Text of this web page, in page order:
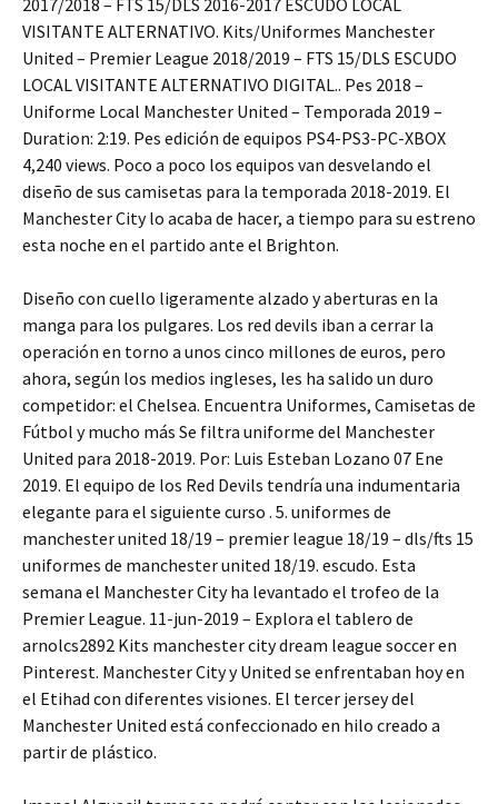
2017/2018 – FTS 15/DLS 2016-2017 ESCUDO LOCAL
VISITANTE ALTERNATIVO. Kits/Uniformes Manchester
United – Premier League 2018/2019 – FTS 15/DLS ESCUDO
LOCAL VISITANTE ALTERNATIVO DIGITAL.. Pes 2018 –
Uniforme Local Manchester United – Temporada 2019 –
Duration: 2:19. Pes edición de equipos PS4-PS3-PC-XBOX
4,240 views. Poco a poco los equipos van desvelando el
diseño de sus camisetas para la temporada 2018-2019. El
Manchester City lo acaba de hacer, a tiempo para su estreno
esta noche en el partido ante el Brighton.
Diseño con cuello ligeramente alzado y aberturas en la
manga para los pulgares. Los red devils iban a cerrar la
operación en torno a unos cinco millones de euros, pero
ahora, según los medios ingleses, les ha salido un duro
competidor: el Chelsea. Encuentra Uniformes, Camisetas de
Fútbol y mucho más Se filtra uniforme del Manchester
United para 2018-2019. Por: Luis Esteban Lozano 07 Ene
2019. El equipo de los Red Devils tendría una indumentaria
elegante para el siguiente curso . 5. uniformes de
manchester united 18/19 – premier league 18/19 – dls/fts 15
uniformes de manchester united 18/19. escudo. Esta
semana el Manchester City ha levantado el trofeo de la
Premier League. 11-jun-2019 – Explora el tablero de
arnolcs2892 Kits manchester city dream league soccer en
Pinterest. Manchester City y United se enfrentaban hoy en
el Etihad con diferentes visiones. El tercer jersey del
Manchester United está confeccionado en hilo creado a
partir de plástico.